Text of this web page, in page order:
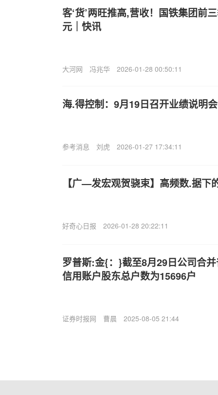
客‘货’两旺推高,营收！国铁集团前
元｜快讯
大河网 冯兆华 2026-01-28 00:50:11
海.得控制：9月19日召开业绩说明
参考消息 刘虎 2026-01-27 17:34:11
【广—发宏观贺骁束】高频数.据下
好奇心日报 2026-01-28 20:22:11
罗普斯:金{：}截至8月29日公司合
信用账户股东总户数为15696户
证券时报网 曹晨 2025-08-05 21:44